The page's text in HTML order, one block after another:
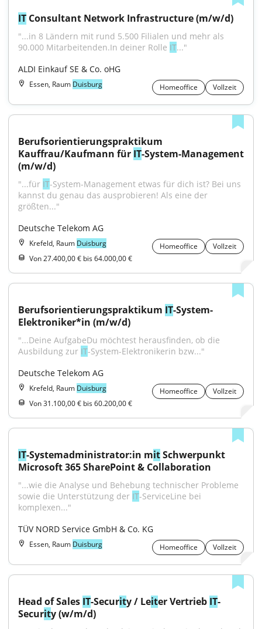
IT Consultant Network Infrastructure (m/w/d)
"...in 8 Ländern mit rund 5.500 Filialen und mehr als
90.000 Mitarbeitenden.In deiner Rolle IT..."
ALDI Einkauf SE & Co. oHG
Essen, Raum Duisburg Homeoffice Vollzeit
Berufsorientierungspraktikum
Kauffrau/Kaufmann für IT-System-Management
(m/w/d)
"...für IT-System-Management etwas für dich ist? Bei uns
kannst du genau das ausprobieren! Als eine der
größten..."
Deutsche Telekom AG
Krefeld, Raum Duisburg Homeoffice
Vollzeit
Von 27.400,00 € bis 64.000,00 €
Berufsorientierungspraktikum IT-System-
Elektroniker*in (m/w/d)
"...Deine AufgabeDu möchtest herausfinden, ob die
Ausbildung zur IT-System-Elektronikerin bzw..."
Deutsche Telekom AG
Krefeld, Raum Duisburg Homeoffice
Vollzeit
Von 31.100,00 € bis 60.200,00 €
IT-Systemadministrator:in mit Schwerpunkt
Microsoft 365 SharePoint & Collaboration
"...wie die Analyse und Behebung technischer Probleme
sowie die Unterstützung der IT-ServiceLine bei
komplexen..."
TÜV NORD Service GmbH & Co. KG
Essen, Raum Duisburg Homeoffice Vollzeit
Head of Sales IT-Security / Leiter Vertrieb IT-
Security (w/m/d)